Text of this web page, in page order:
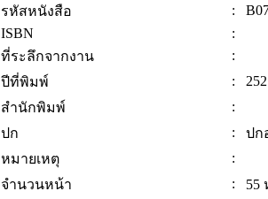
รหัสหนังสือ
:
ISBN
:
ที่ระลึกจากงาน
:
ปีที่พิมพ์
:
สำนักพิมพ์
:
ปก
:
ปก
หมายเหตุ
:
จำนวนหน้า
:
55